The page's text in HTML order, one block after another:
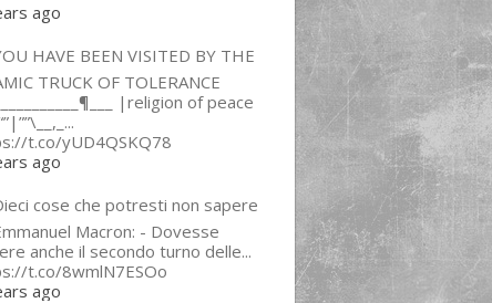
ago
HAVE BEEN VISITED BY THE
TRUCK OF TOLERANCE
|religion of peace
t.co/yUD4QSKQ78
ago
cose che potresti non sapere
Macron: - Dovesse
anche il secondo turno delle...
t.co/8wmlN7ESOo
ago